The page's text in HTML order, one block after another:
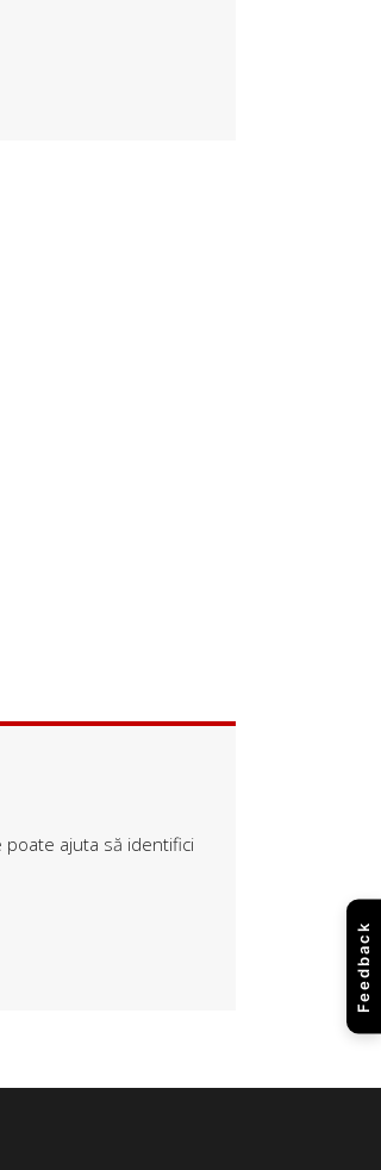
poate ajuta să identifici
Feedback